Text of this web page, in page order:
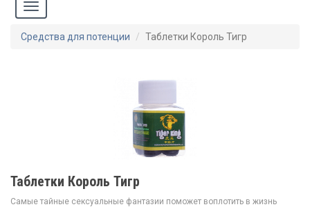
Средства для потенции Таблетки Король Тигр
Таблетки Король Тигр
Самые тайные сексуальные фантазии поможет воплотить в жизнь